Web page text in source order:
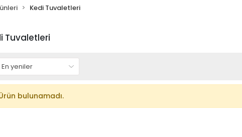
Kedi Tuvaletleri
Tuvaletleri
bulunamadı.